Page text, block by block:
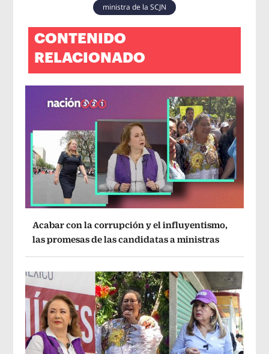
ministra de la SCJN
CONTENIDO
RELACIONADO
Acabar con la corrupción y el influyentismo,
las promesas de las candidatas a ministras